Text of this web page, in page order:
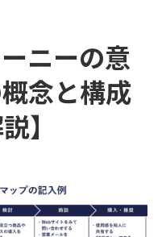
ニーの意
念と構成
】